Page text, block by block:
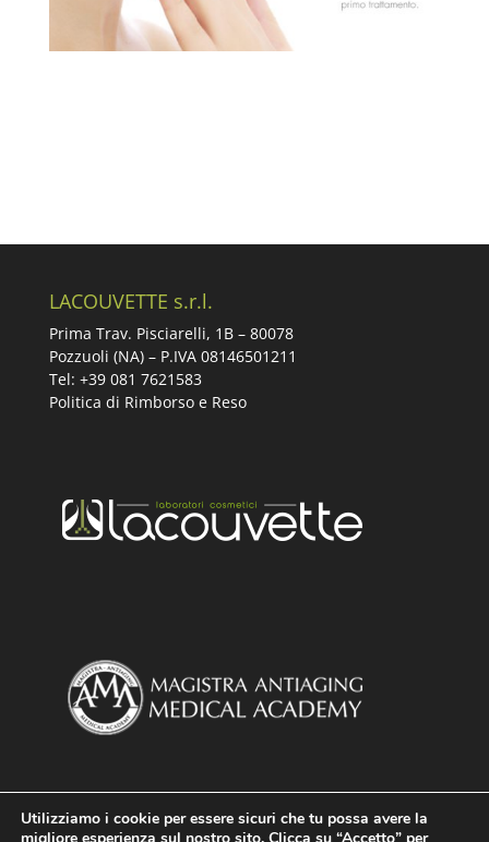
LACOUVETTE s.r.l.
Prima Trav. Pisciarelli, 1B – 80078
Pozzuoli (NA) – P.IVA 08146501211
Tel: +39 081 7621583
Politica di Rimborso e Reso
Utilizziamo i cookie per essere sicuri che tu possa avere la